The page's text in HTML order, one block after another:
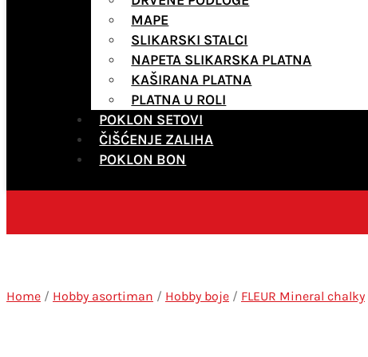
MAPE
SLIKARSKI STALCI
NAPETA SLIKARSKA PLATNA
KAŠIRANA PLATNA
PLATNA U ROLI
POKLON SETOVI
ČIŠĆENJE ZALIHA
POKLON BON
Home / Hobby asortiman / Hobby boje / FLEUR Mineral chalky